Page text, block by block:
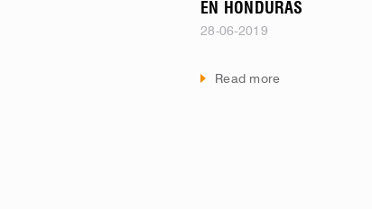
EN HONDURAS
28-06-2019
Read more